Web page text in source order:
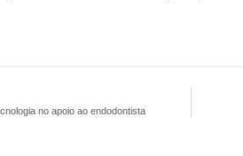
no apoio ao endodontista